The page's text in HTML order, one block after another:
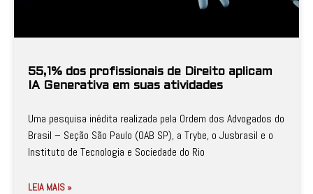
55,1% dos profissionais de Direito aplicam
IA Generativa em suas atividades
Uma pesquisa inédita realizada pela Ordem dos Advogados do
Brasil – Seção São Paulo (OAB SP), a Trybe, o Jusbrasil e o
Instituto de Tecnologia e Sociedade do Rio
LEIA MAIS »